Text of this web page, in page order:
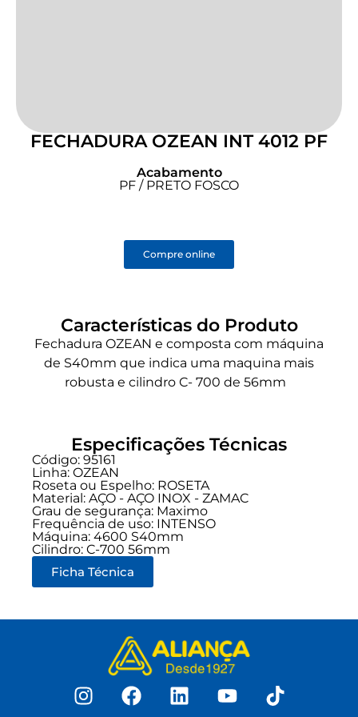
FECHADURA OZEAN INT 4012 PF
Acabamento
PF / PRETO FOSCO
Compre online
Características do Produto
Fechadura OZEAN e composta com máquina
de S40mm que indica uma maquina mais
robusta e cilindro C- 700 de 56mm
Especificações Técnicas
Código: 95161
Linha: OZEAN
Roseta ou Espelho: ROSETA
Material: AÇO - AÇO INOX - ZAMAC
Grau de segurança: Maximo
Frequência de uso: INTENSO
Máquina: 4600 S40mm
Cilindro: C-700 56mm
Ficha Técnica